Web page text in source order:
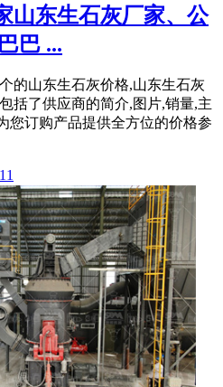
山东生石灰厂家、公
巴 ...
的山东生石灰价格,山东生石灰
括了供应商的简介,图片,销量,主
您订购产品提供全方位的价格参